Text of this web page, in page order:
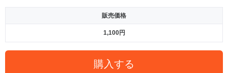
販売価格
1,100円
購入する